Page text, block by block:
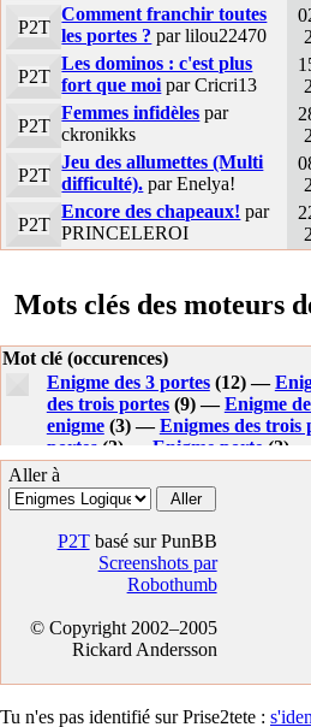
P2T
Comment franchir toutes
les portes ? par lilou22470
P2T
Les dominos : c'est plus
fort que moi par Cricri13
P2T
Femmes infidèles par
ckronikks
P2T
Jeu des allumettes (Multi
difficulté). par Enelya!
P2T
Encore des chapeaux! par
PRINCELEROI
Mots clés des moteurs
Mot clé (occurences)
Enigme des 3 portes(12) —
des trois portes(9) —Enigme
enigme(3) —Enigmes des trois
portes(2) — Enigme porte (2) —
Porte
des tris portes(1) —Enigme
ya(1) —Enigme choisir une
chance sur 3(1) —Une
porte si besoin(1) —Enigme
Enigme piece trois portes
(1) —Enigme porte
3 gardiens (1) —Gardien+droit
3interrupteurs laquelle ouvre la
Enigme 3 gardiens(1) —
troisportes(1) —Enigme
Aller à
P2Tbasé sur PunBB
Screenshots par
Robothumb
© Copyright 2002–2005
Rickard Andersson
Tu n'es pas identifié sur Prise2tete :